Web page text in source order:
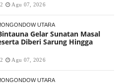
Agu 07, 2026
UTARA
Gelar Sunatan Masal
Diberi Sarung Hingga
Agu 07, 2026
UTARA